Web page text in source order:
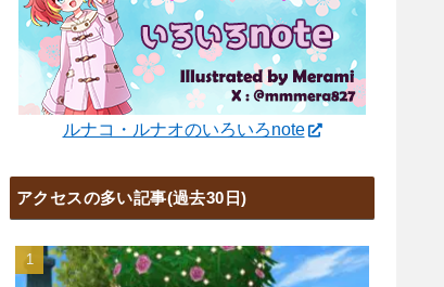
ルナコ・ルナオのいろいろnote
アクセスの多い記事(過去30日)